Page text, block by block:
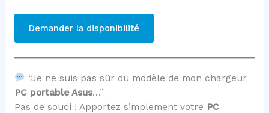
Demander la disponibilité
“Je ne suis pas sûr du modèle de mon chargeur
PC portable Asus…”
Pas de souci ! Apportez simplement votre PC